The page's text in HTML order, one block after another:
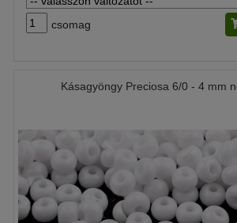
csomag
Kásagyöngy Preciosa 6/0 - 4 mm